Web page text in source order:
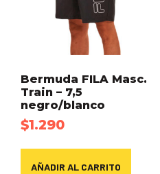
Bermuda FILA Masc.
Train – 7,5
negro/blanco
$1.290
AÑADIR AL CARRITO